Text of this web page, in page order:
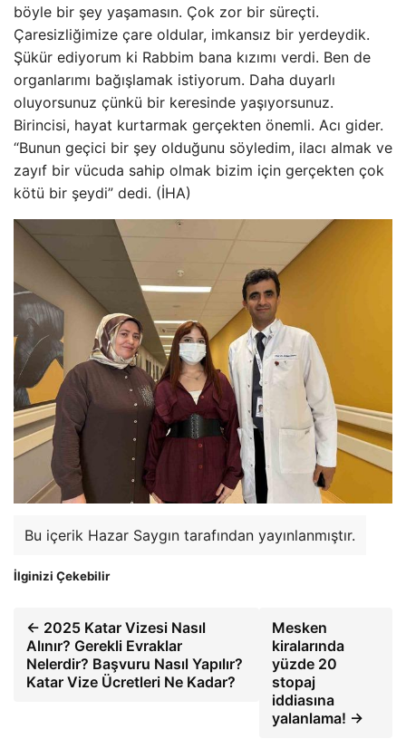
böyle bir şey yaşamasın. Çok zor bir süreçti.
Çaresizliğimize çare oldular, imkansız bir yerdeydik.
Şükür ediyorum ki Rabbim bana kızımı verdi. Ben de
organlarımı bağışlamak istiyorum. Daha duyarlı
oluyorsunuz çünkü bir keresinde yaşıyorsunuz.
Birincisi, hayat kurtarmak gerçekten önemli. Acı gider.
“Bunun geçici bir şey olduğunu söyledim, ilacı almak ve
zayıf bir vücuda sahip olmak bizim için gerçekten çok
kötü bir şeydi” dedi. (İHA)
Bu içerik Hazar Saygın tarafından yayınlanmıştır.
İlginizi Çekebilir
← 2025 Katar Vizesi Nasıl
Alınır? Gerekli Evraklar
Nelerdir? Başvuru Nasıl Yapılır?
Katar Vize Ücretleri Ne Kadar?
Mesken
kiralarında
yüzde 20
stopaj
iddiasına
yalanlama! →